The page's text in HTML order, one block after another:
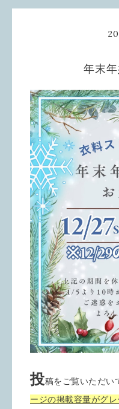
年末
投稿をご覧いただい
ージの掲載容量がグ